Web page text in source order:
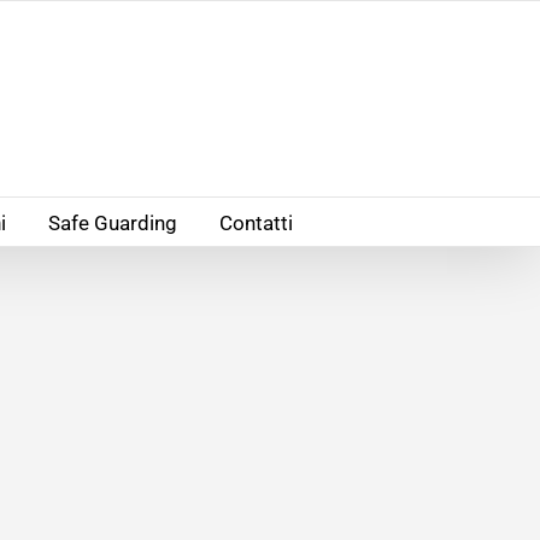
Safe Guarding Contatti